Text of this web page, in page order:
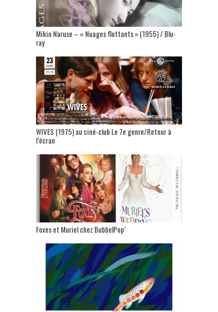
Mikio Naruse – « Nuages flottants » (1955) / Blu-
ray
WIVES (1975) au ciné-club Le 7e genre/Retour à
l’écran
Foxes et Muriel chez BubbelPop’